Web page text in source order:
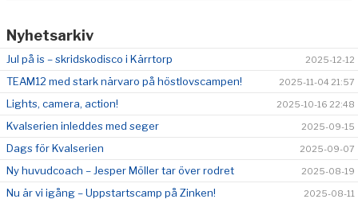
Nyhetsarkiv
Jul på is – skridskodisco i Kärrtorp 2025-12-12
TEAM12 med stark närvaro på höstlovscampen! 2025-11-04 21:57
Lights, camera, action! 2025-10-16 22:48
Kvalserien inleddes med seger 2025-09-15
Dags för Kvalserien 2025-09-07
Ny huvudcoach – Jesper Möller tar över rodret 2025-08-19
Nu är vi igång – Uppstartscamp på Zinken! 2025-08-11